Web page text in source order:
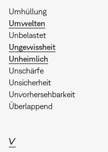
Umhüllung
Umwelten
Unbelastet
Ungewissheit
Unheimlich
Unschärfe
Unsicherheit
Unvorhersehbarkeit
Überlappend
V